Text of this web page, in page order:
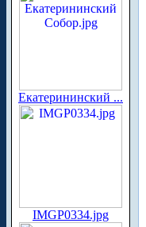
Екатерининский ...
IMGP0334.jpg